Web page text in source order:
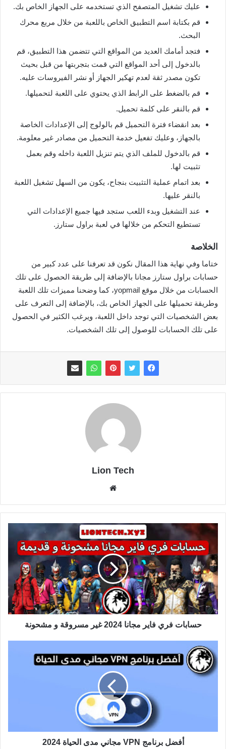
عليك تشغيل المتصفح الذي تستخدمه على الجهاز الخاص بك.
قم بكتابة اسم التطبيق الخاص باللعبة من خلال مربع محرك
البحث.
فتجد أمامك العديد من المواقع التي تتضمن هذا التطبيق، قم
بالدخول إلى أحد المواقع التي قمت بتجربتها من قبل بحيث
تكون مصدر ثقة لعدم تهكير الجهاز أو نشر الفيروسات عليه.
قم بالضغط على الرابط الذي يحتوي على اللعبة لتحميلها.
قم بالنقر على كلمة تحميل.
بعد انقضاء فترة التحميل قم بالولوج إلى الإعدادات الخاصة
بالجهاز، وعليك تفعيل خدمة التحميل من مصادر غير معلومة.
قم بالدخول للملف الذي يتم تنزيل اللعبة داخله وقم بعمل
تثبيت لها.
بعد اتمام عملية التثبيت بنجاح، يكون من السهل تشغيل اللعبة
بالنقر عليها.
عند التشغيل وبدء اللعب ستجد فيها جميع الإعدادات التي
تستطيع التحكم من خلالها في لعبة براول ستارز.
الخلاصة
ختاما وفي نهاية هذا المقال نكون قد تعرفنا على عدد كبير من
حسابات براول ستارز مجانا بالإضافة إلى طريقة الحصول على تلك
الحسابات من خلال موقع yopmail، كما وضحنا مميزات تلك اللعبة
وطريقة تحميلها على الجهاز الخاص بك، بالإضافة إلى التعرف على
بعض الشخصيات التي توجد داخل اللعبة، ويرغب الكثير في الحصول
على تلك الحسابات للوصول إلى تلك الشخصيات.
Lion Tech
حسابات فري فاير مجانا 2024 غير مسروقة و مشحونة
أفضل برنامج VPN مجاني مدى الحياة 2024